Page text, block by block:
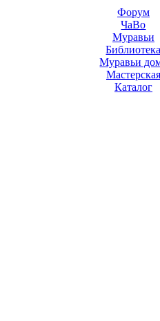
Форум
ЧаВо
Муравьи
Муравьи
Мастерская
Каталог